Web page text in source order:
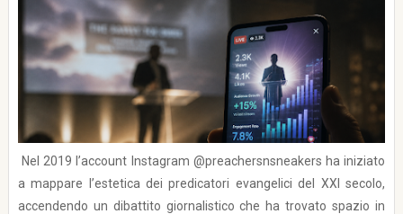
Nel 2019 l’account Instagram @preachersnsneakers ha iniziato
a mappare l’estetica dei predicatori evangelici del XXI secolo,
accendendo un dibattito giornalistico che ha trovato spazio in